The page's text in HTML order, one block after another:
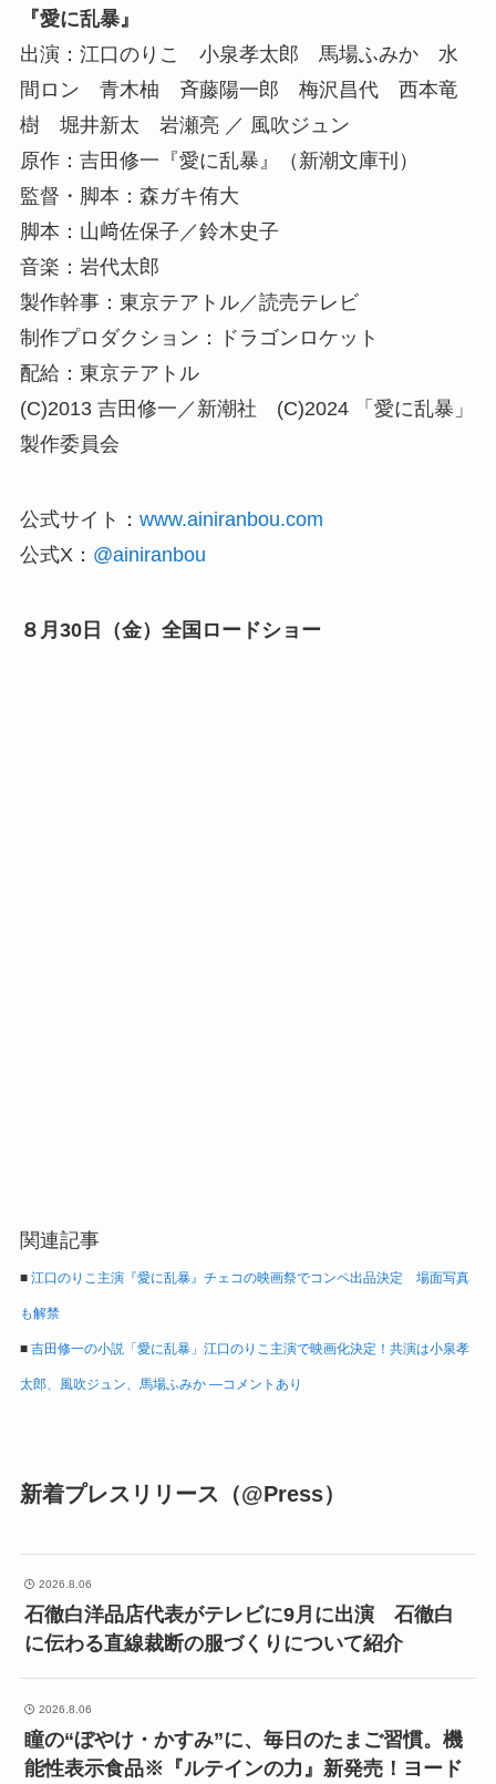
『愛に乱暴』
出演：江口のりこ 小泉孝太郎 馬場ふみか 水
間ロン 青木柚 斉藤陽一郎 梅沢昌代 西本竜
樹 堀井新太 岩瀬亮 ／ 風吹ジュン
原作：吉田修一『愛に乱暴』（新潮文庫刊）
監督・脚本：森ガキ侑大
脚本：山﨑佐保子／鈴木史子
音楽：岩代太郎
製作幹事：東京テアトル／読売テレビ
制作プロダクション：ドラゴンロケット
配給：東京テアトル
(C)2013 吉田修一／新潮社 (C)2024 「愛に乱暴」
製作委員会
公式サイト： www.ainiranbou.com
公式X： @ainiranbou
８月30日（金）全国ロードショー
関連記事
■ 江口のりこ主演『愛に乱暴』チェコの映画祭でコンペ出品決定 場面写真
も解禁
■ 吉田修一の小説「愛に乱暴」江口のりこ主演で映画化決定！共演は小泉孝
太郎、風吹ジュン、馬場ふみか ―コメントあり
新着プレスリリース（@Press）
2026.8.06
石徹白洋品店代表がテレビに9月に出演 石徹白
に伝わる直線裁断の服づくりについて紹介
2026.8.06
瞳の“ぼやけ・かすみ”に、毎日のたまご習慣。機
能性表示食品※『ルテインの力』新発売！ヨード